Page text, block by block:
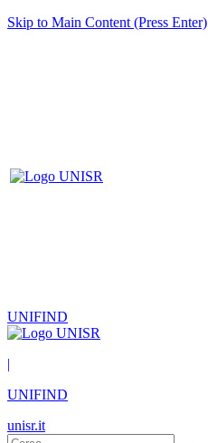
Skip to Main Content (Press Enter)
UNIFIND
|
UNIFIND
unisr.it